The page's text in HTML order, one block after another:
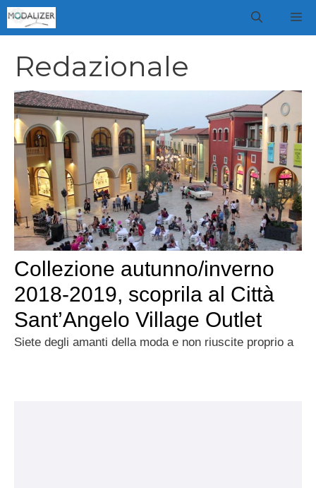
Vai
al
Redazionale
Collezione autunno/inverno
2018-2019, scoprila al Città
Sant’Angelo Village Outlet
Siete degli amanti della moda e non riuscite proprio a